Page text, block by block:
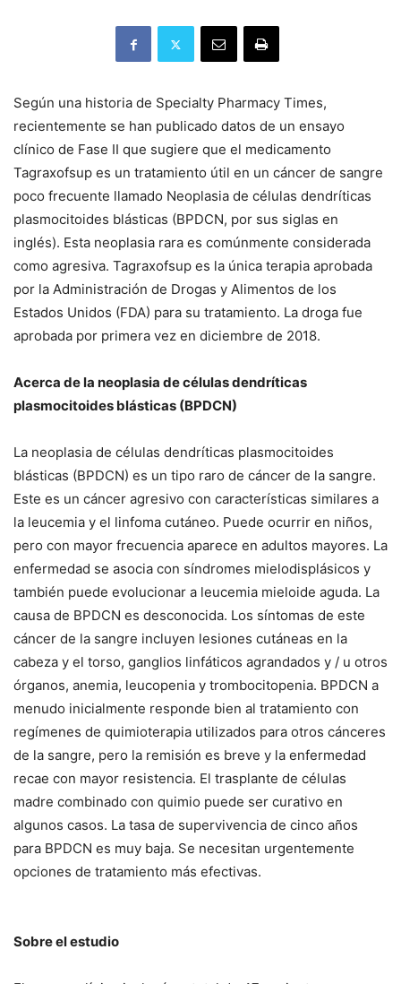
Según una historia de Specialty Pharmacy Times,
recientemente se han publicado datos de un ensayo
clínico de Fase II que sugiere que el medicamento
Tagraxofsup es un tratamiento útil en un cáncer de sangre
poco frecuente llamado Neoplasia de células dendríticas
plasmocitoides blásticas (BPDCN, por sus siglas en
inglés). Esta neoplasia rara es comúnmente considerada
como agresiva. Tagraxofsup es la única terapia aprobada
por la Administración de Drogas y Alimentos de los
Estados Unidos (FDA) para su tratamiento. La droga fue
aprobada por primera vez en diciembre de 2018.
Acerca de la neoplasia de células dendríticas
plasmocitoides blásticas (BPDCN)
La neoplasia de células dendríticas plasmocitoides
blásticas (BPDCN) es un tipo raro de cáncer de la sangre.
Este es un cáncer agresivo con características similares a
la leucemia y el linfoma cutáneo. Puede ocurrir en niños,
pero con mayor frecuencia aparece en adultos mayores. La
enfermedad se asocia con síndromes mielodisplásicos y
también puede evolucionar a leucemia mieloide aguda. La
causa de BPDCN es desconocida. Los síntomas de este
cáncer de la sangre incluyen lesiones cutáneas en la
cabeza y el torso, ganglios linfáticos agrandados y / u otros
órganos, anemia, leucopenia y trombocitopenia. BPDCN a
menudo inicialmente responde bien al tratamiento con
regímenes de quimioterapia utilizados para otros cánceres
de la sangre, pero la remisión es breve y la enfermedad
recae con mayor resistencia. El trasplante de células
madre combinado con quimio puede ser curativo en
algunos casos. La tasa de supervivencia de cinco años
para BPDCN es muy baja. Se necesitan urgentemente
opciones de tratamiento más efectivas.
Sobre el estudio